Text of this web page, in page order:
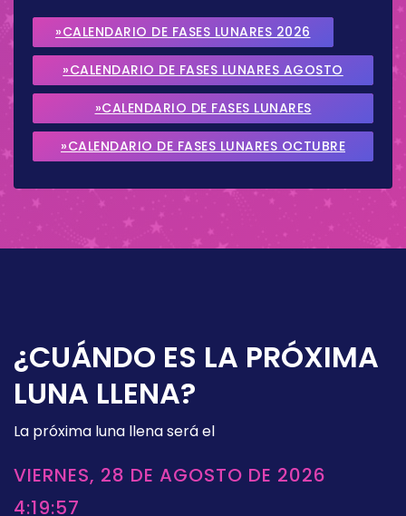
»CALENDARIO DE FASES LUNARES 2026
»CALENDARIO DE FASES LUNARES AGOSTO
2026
»CALENDARIO DE FASES LUNARES
SEPTIEMBRE 2026
»CALENDARIO DE FASES LUNARES OCTUBRE
¿CUÁNDO ES LA PRÓXIMA
LUNA LLENA?
La próxima luna llena será el
VIERNES, 28 DE AGOSTO DE 2026
4:19:57